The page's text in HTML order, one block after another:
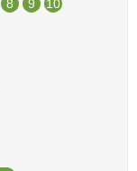
8 9 10